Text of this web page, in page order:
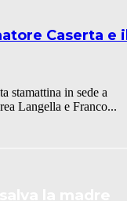
Caserta e
stamattina in sede a
Langella e Franco...